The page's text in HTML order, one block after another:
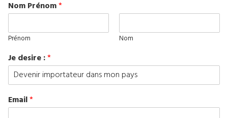
Nom Prénom*
Prénom Nom
Je desire :*
Email*